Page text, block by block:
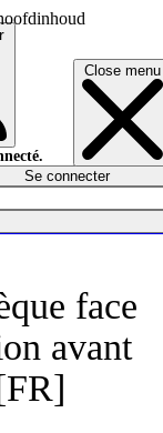
Close menu
Se connecter
face
avant